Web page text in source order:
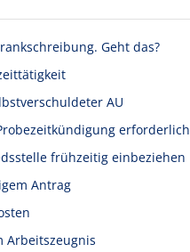
Geht das?
AU
erforderlich
frühzeitig einbeziehen
Antrag
Arbeitszeugnis